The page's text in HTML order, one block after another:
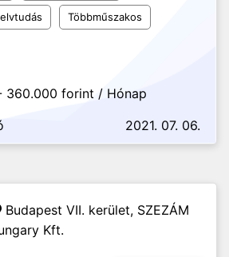
Többműszakos
360.000 forint / Hónap
2021. 07. 06.
Budapest VII. kerület, SZEZÁM
Kft.